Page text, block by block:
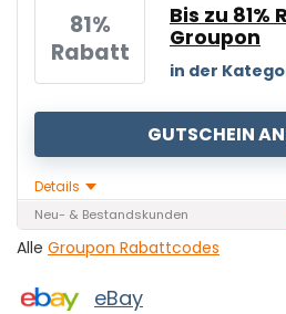
81%
Rabatt
Bis zu 81%
Groupon
in der
GUTSCHEIN
Details
Neu- & Bestandskunden
Alle Groupon Rabattcodes
eBay